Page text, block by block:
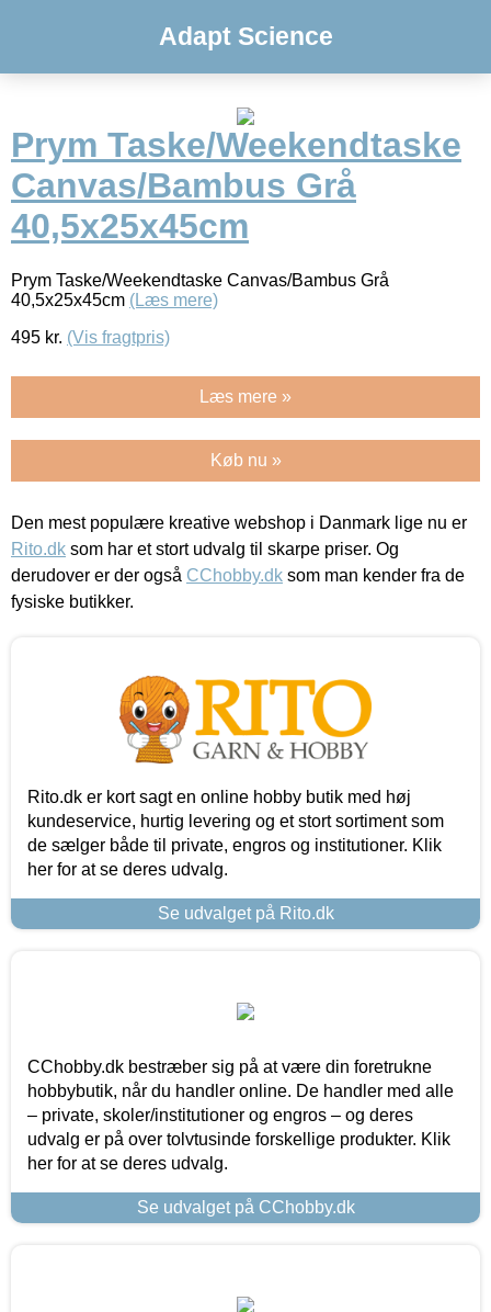
Adapt Science
Prym Taske/Weekendtaske
Canvas/Bambus Grå
40,5x25x45cm
Prym Taske/Weekendtaske Canvas/Bambus Grå
40,5x25x45cm (Læs mere)
495 kr. (Vis fragtpris)
Læs mere »
Køb nu »
Den mest populære kreative webshop i Danmark lige nu er
Rito.dk som har et stort udvalg til skarpe priser. Og
derudover er der også CChobby.dk som man kender fra de
fysiske butikker.
Rito.dk er kort sagt en online hobby butik med høj
kundeservice, hurtig levering og et stort sortiment som
de sælger både til private, engros og institutioner. Klik
her for at se deres udvalg.
Se udvalget på Rito.dk
CChobby.dk bestræber sig på at være din foretrukne
hobbybutik, når du handler online. De handler med alle
– private, skoler/institutioner og engros – og deres
udvalg er på over tolvtusinde forskellige produkter. Klik
her for at se deres udvalg.
Se udvalget på CChobby.dk